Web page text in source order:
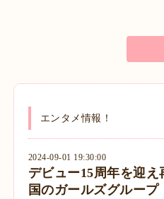
エンタメ情報！
2024-09-01 19:30:00
デビュー15周年を迎
国のガールズグルー